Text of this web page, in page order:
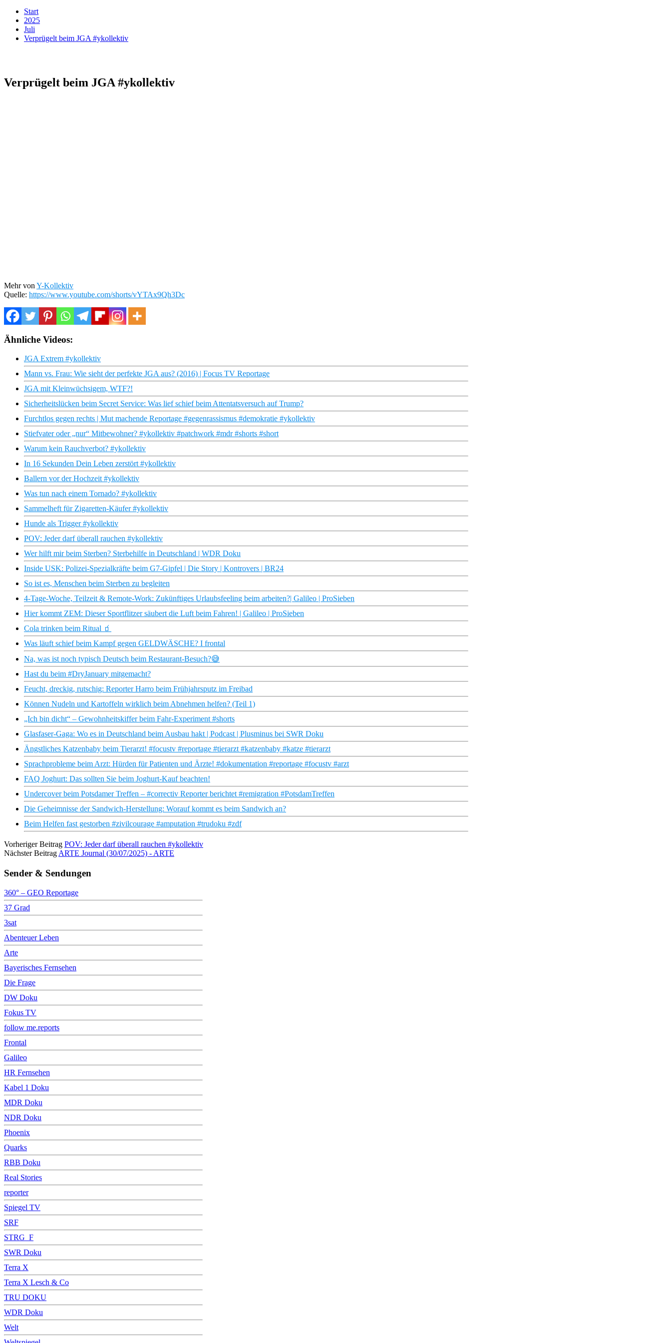
Start
2025
Juli
Verprügelt beim JGA #ykollektiv
Verprügelt beim JGA #ykollektiv
Mehr von Y-Kollektiv
Quelle: https://www.youtube.com/shorts/vYTAx9Qh3Dc
Ähnliche Videos:
JGA Extrem #ykollektiv
Mann vs. Frau: Wie sieht der perfekte JGA aus? (2016) | Focus TV Reportage
JGA mit Kleinwüchsigem, WTF?!
Sicherheitslücken beim Secret Service: Was lief schief beim Attentatsversuch auf Trump?
Furchtlos gegen rechts | Mut machende Reportage #gegenrassismus #demokratie #ykollektiv
Stiefvater oder „nur“ Mitbewohner? #ykollektiv #patchwork #mdr #shorts #short
Warum kein Rauchverbot? #ykollektiv
In 16 Sekunden Dein Leben zerstört #ykollektiv
Ballern vor der Hochzeit #ykollektiv
Was tun nach einem Tornado? #ykollektiv
Sammelheft für Zigaretten-Käufer #ykollektiv
Hunde als Trigger #ykollektiv
POV: Jeder darf überall rauchen #ykollektiv
Wer hilft mir beim Sterben? Sterbehilfe in Deutschland | WDR Doku
Inside USK: Polizei-Spezialkräfte beim G7-Gipfel | Die Story | Kontrovers | BR24
So ist es, Menschen beim Sterben zu begleiten
4-Tage-Woche, Teilzeit & Remote-Work: Zukünftiges Urlaubsfeeling beim arbeiten?| Galileo | ProSieben
Hier kommt ZEM: Dieser Sportflitzer säubert die Luft beim Fahren! | Galileo | ProSieben
Cola trinken beim Ritual 🧃
Was läuft schief beim Kampf gegen GELDWÄSCHE? I frontal
Na, was ist noch typisch Deutsch beim Restaurant-Besuch?😅
Hast du beim #DryJanuary mitgemacht?
Feucht, dreckig, rutschig: Reporter Harro beim Frühjahrsputz im Freibad
Können Nudeln und Kartoffeln wirklich beim Abnehmen helfen? (Teil 1)
„Ich bin dicht“ – Gewohnheitskiffer beim Fahr-Experiment #shorts
Glasfaser-Gaga: Wo es in Deutschland beim Ausbau hakt | Podcast | Plusminus bei SWR Doku
Ängstliches Katzenbaby beim Tierarzt! #focustv #reportage #tierarzt #katzenbaby #katze #tierarzt
Sprachprobleme beim Arzt: Hürden für Patienten und Ärzte! #dokumentation #reportage #focustv #arzt
FAQ Joghurt: Das sollten Sie beim Joghurt-Kauf beachten!
Undercover beim Potsdamer Treffen – #correctiv Reporter berichtet #remigration #PotsdamTreffen
Die Geheimnisse der Sandwich-Herstellung: Worauf kommt es beim Sandwich an?
Beim Helfen fast gestorben #zivilcourage #amputation #trudoku #zdf
Vorheriger Beitrag POV: Jeder darf überall rauchen #ykollektiv
Nächster Beitrag ARTE Journal (30/07/2025) - ARTE
Sender & Sendungen
360° – GEO Reportage
37 Grad
3sat
Abenteuer Leben
Arte
Bayerisches Fernsehen
Die Frage
DW Doku
Fokus TV
follow me.reports
Frontal
Galileo
HR Fernsehen
Kabel 1 Doku
MDR Doku
NDR Doku
Phoenix
Quarks
RBB Doku
Real Stories
reporter
Spiegel TV
SRF
STRG_F
SWR Doku
Terra X
Terra X Lesch & Co
TRU DOKU
WDR Doku
Welt